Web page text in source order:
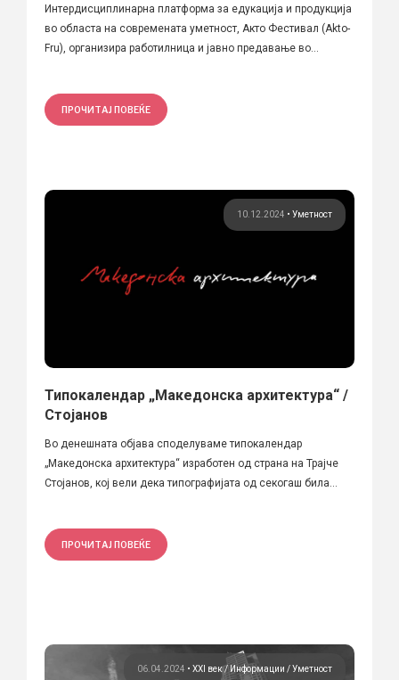
Интердисциплинарна платформа за едукација и продукција
во областа на современата уметност, Акто Фестивал (Akto-
Fru), организира работилница и јавно предавање во...
ПРОЧИТАЈ ПОВЕЌЕ
10.12.2024 • Уметност
Типокалендар „Македонска архитектура“ /
Стојанов
Во денешната објава споделуваме типокалендар
„Македонска архитектура“ изработен од страна на Трајче
Стојанов, кој вели дека типографијата од секогаш била...
ПРОЧИТАЈ ПОВЕЌЕ
06.04.2024 • XXI век Информации Уметност